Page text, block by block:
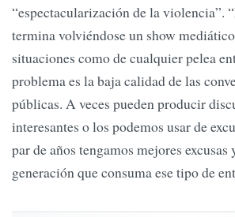
“espectacularización de la violencia”.
termina volviéndose un show
situaciones como de cualquier pelea
problema es la baja calidad de las
públicas. A veces pueden producir
interesantes o los podemos usar de
par de años tengamos mejores
generación que consuma ese tipo de